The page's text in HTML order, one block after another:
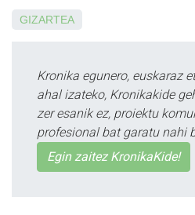
GIZARTEA
Kronika egunero, euskaraz
ahal izateko, Kronikakide
zer esanik ez, proiektu
profesional bat garatu nahi
Egin zaitez KronikaKide!